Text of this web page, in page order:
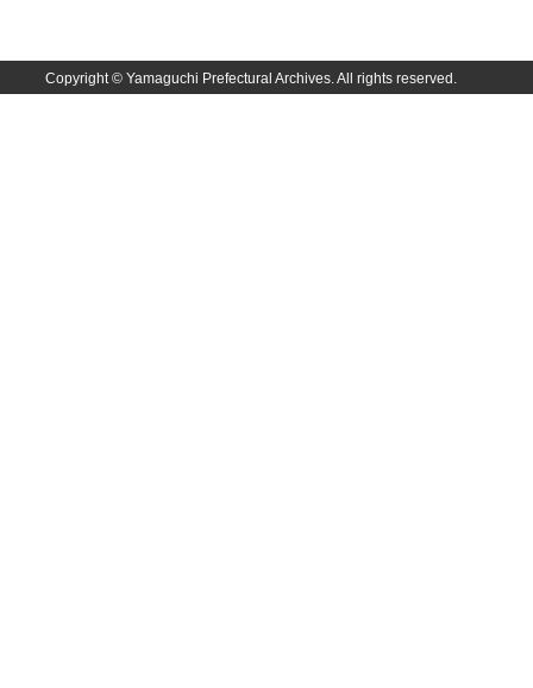
桂家文書（大阪市）
Copyright © Yamaguchi Prefectural Archives. All rights reserved.